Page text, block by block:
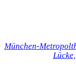
München-